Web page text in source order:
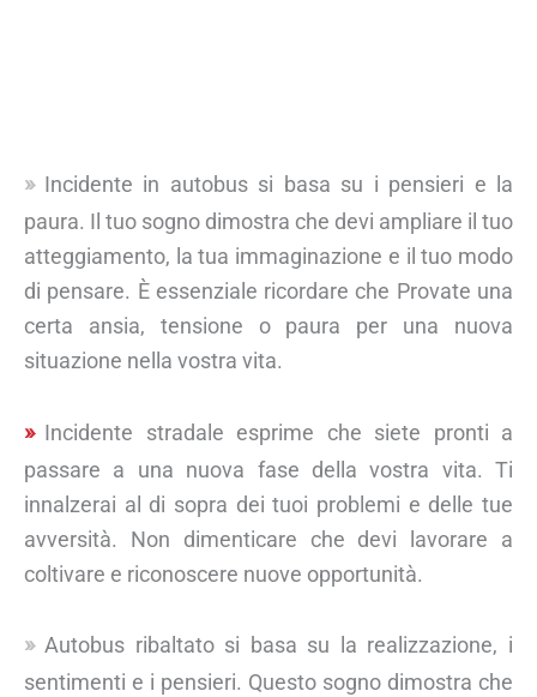
Incidente in autobus si basa su i pensieri e la
paura. Il tuo sogno dimostra che devi ampliare il tuo
atteggiamento, la tua immaginazione e il tuo modo
di pensare. È essenziale ricordare che Provate una
certa ansia, tensione o paura per una nuova
situazione nella vostra vita.
Incidente stradale esprime che siete pronti a
passare a una nuova fase della vostra vita. Ti
innalzerai al di sopra dei tuoi problemi e delle tue
avversità. Non dimenticare che devi lavorare a
coltivare e riconoscere nuove opportunità.
Autobus ribaltato si basa su la realizzazione, i
sentimenti e i pensieri. Questo sogno dimostra che